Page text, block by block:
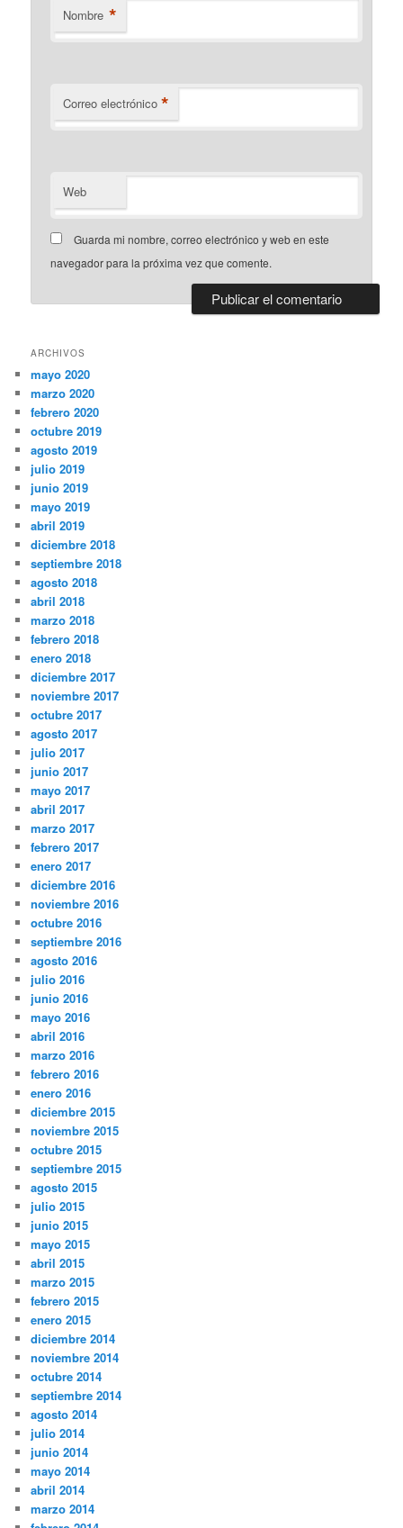
Nombre *
Correo electrónico *
Web
Guarda mi nombre, correo electrónico y web en este
navegador para la próxima vez que comente.
ARCHIVOS
mayo 2020
marzo 2020
febrero 2020
octubre 2019
agosto 2019
julio 2019
junio 2019
mayo 2019
abril 2019
diciembre 2018
septiembre 2018
agosto 2018
abril 2018
marzo 2018
febrero 2018
enero 2018
diciembre 2017
noviembre 2017
octubre 2017
agosto 2017
julio 2017
junio 2017
mayo 2017
abril 2017
marzo 2017
febrero 2017
enero 2017
diciembre 2016
noviembre 2016
octubre 2016
septiembre 2016
agosto 2016
julio 2016
junio 2016
mayo 2016
abril 2016
marzo 2016
febrero 2016
enero 2016
diciembre 2015
noviembre 2015
octubre 2015
septiembre 2015
agosto 2015
julio 2015
junio 2015
mayo 2015
abril 2015
marzo 2015
febrero 2015
enero 2015
diciembre 2014
noviembre 2014
octubre 2014
septiembre 2014
agosto 2014
julio 2014
junio 2014
mayo 2014
abril 2014
marzo 2014